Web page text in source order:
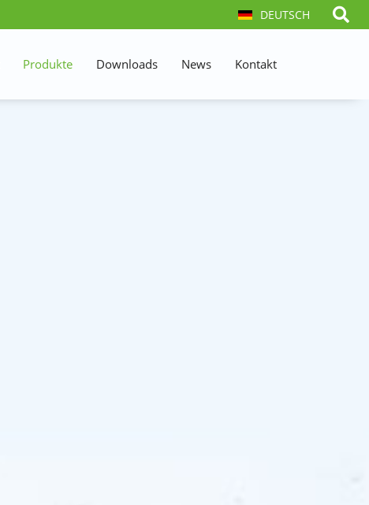
DEUTSCH
Produkte Downloads News Kontakt